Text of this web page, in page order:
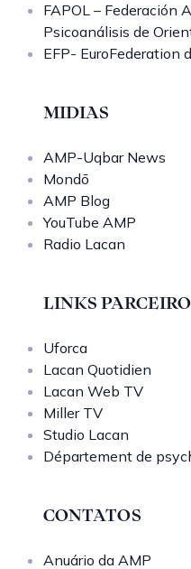
FAPOL – Federación
Psicoanálisis de
EFP- EuroFederation
MIDIAS
AMP-Uqbar News
Mondō
AMP Blog
YouTube AMP
Radio Lacan
LINKS
Uforca
Lacan Quotidien
Lacan Web TV
Miller TV
Studio Lacan
Département de
CONTATOS
Anuário da AMP